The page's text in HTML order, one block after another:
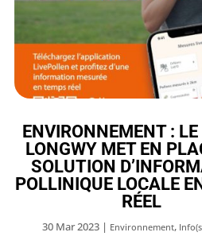
ENVIRONNEMENT :
LONGWY MET EN
SOLUTION
POLLINIQUE LOCALE
RÉEL
30 Mar 2023| Environnement,